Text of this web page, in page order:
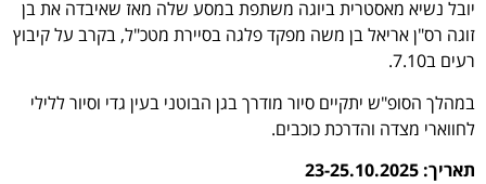
יובל נשיא מאסטרית ביוגה משתפת במסע שלה מאז שאיבדה את בן
זוגה רס"ן אריאל בן משה מפקד פלגה בסיירת מטכ"ל, בקרב על קיבוץ
רעים ב7.10.
במהלך הסופ"ש יתקיים סיור מודרך בגן הבוטני בעין גדי וסיור ללילי
לחווארי מצדה והדרכת כוכבים.
תאריך: 23-25.10.2025